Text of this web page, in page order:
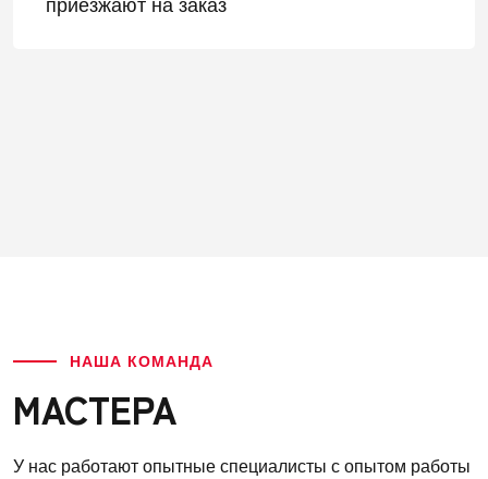
приезжают на заказ
НАША КОМАНДА
МАСТЕРА
У нас работают опытные специалисты с опытом работы